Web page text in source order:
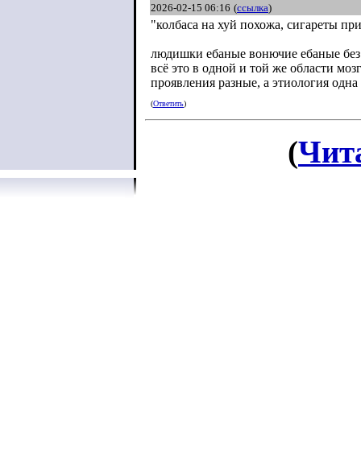
2026-02-15 06:16 (ссылка)
"колбаса на хуй похожа, сигареты
людишки ебаные вонючие ебаные
всё это в одной и той же области
проявления разные, а этиология одна
(Ответить)
(